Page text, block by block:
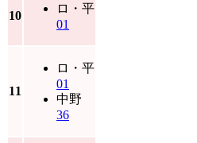
10
ロ・平
01
11
ロ・平
01
中野
36